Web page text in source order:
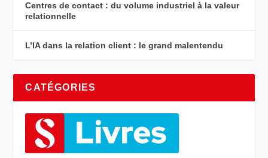
Centres de contact : du volume industriel à la valeur
relationnelle
L’IA dans la relation client : le grand malentendu
CATÉGORIES